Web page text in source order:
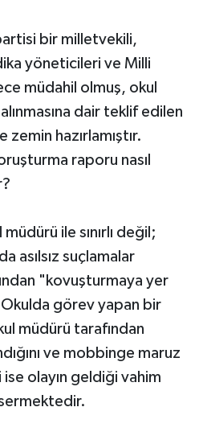
bir milletvekili,
yöneticileri ve Milli
müdahil olmuş, okul
dair teklif edilen
hazırlamıştır.
raporu nasıl
ile sınırlı değil;
asılsız suçlamalar
"kovuşturmaya yer
görev yapan bir
müdürü tarafından
ve mobbinge maruz
ise olayın geldiği vahim